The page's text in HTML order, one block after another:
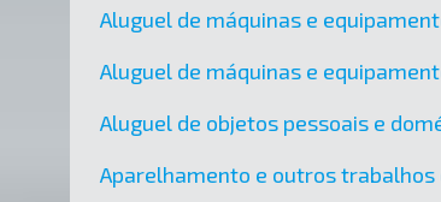
Aluguel de máquinas e
Aluguel de máquinas e
Aluguel de objetos pessoais e
Aparelhamento e outros trabalhos